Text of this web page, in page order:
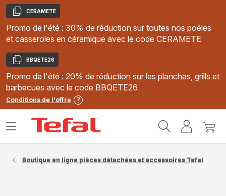
Copier
CERAMETE
Promo de l'été : 30% de réduction sur toutes nos poêles
et casseroles en céramique avec le code CERAMETE
Copier
BBQETE26
Promo de l'été : 20% de réduction sur les planchas, grills et
barbecues avec le code BBQETE26
Conditions de l'offre
MonMon
Ouvrir
Boutique en ligne pièces détachées et accessoires Tefal